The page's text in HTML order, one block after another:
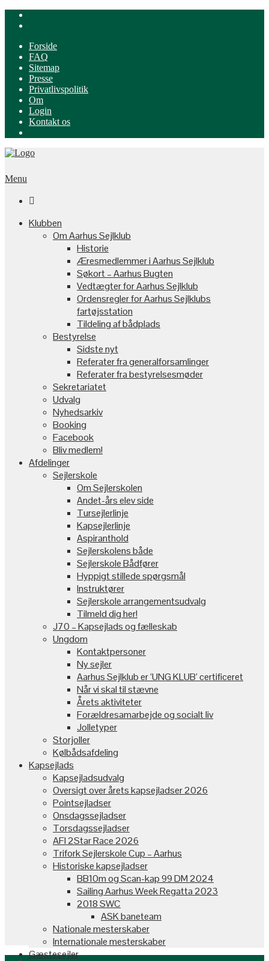
Forside
FAQ
Sitemap
Presse
Privatlivspolitik
Om
Login
Kontakt os
Menu

Klubben
Om Aarhus Sejlklub
Historie
Æresmedlemmer i Aarhus Sejlklub
Søkort – Aarhus Bugten
Vedtægter for Aarhus Sejlklub
Ordensregler for Aarhus Sejlklubs
fartøjsstation
Tildeling af bådplads
Bestyrelse
Sidste nyt
Referater fra generalforsamlinger
Referater fra bestyrelsesmøder
Sekretariatet
Udvalg
Nyhedsarkiv
Booking
Facebook
Bliv medlem!
Afdelinger
Sejlerskole
Om Sejlerskolen
Andet-års elev side
Tursejlerlinje
Kapsejlerlinje
Aspiranthold
Sejlerskolens både
Sejlerskole Bådfører
Hyppigt stillede spørgsmål
Instruktører
Sejlerskole arrangementsudvalg
Tilmeld dig her!
J70 – Kapsejlads og fælleskab
Ungdom
Kontaktpersoner
Ny sejler
Aarhus Sejlklub er ‘UNG KLUB’ certificeret
Når vi skal til stævne
Årets aktiviteter
Forældresamarbejde og socialt liv
Jolletyper
Storjoller
Kølbådsafdeling
Kapsejlads
Kapsejladsudvalg
Oversigt over årets kapsejladser 2026
Pointsejladser
Onsdagssejladser
Torsdagssejladser
AFI 2Star Race 2026
Trifork Sejlerskole Cup – Aarhus
Historiske kapsejladser
BB10m og Scan-kap 99 DM 2024
Sailing Aarhus Week Regatta 2023
2018 SWC
ASK baneteam
Nationale mesterskaber
Internationale mesterskaber
Gæstesejler